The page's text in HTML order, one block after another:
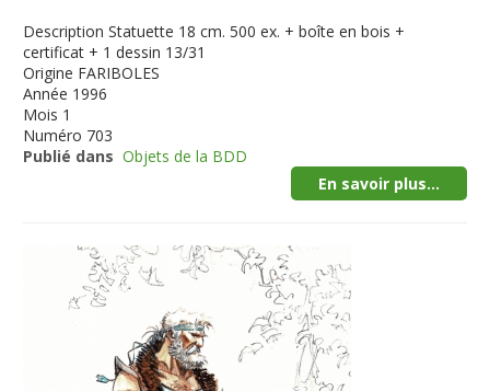
Description Statuette 18 cm. 500 ex. + boîte en bois +
certificat + 1 dessin 13/31
Origine FARIBOLES
Année 1996
Mois 1
Numéro 703
Publié dans Objets de la BDD
En savoir plus...